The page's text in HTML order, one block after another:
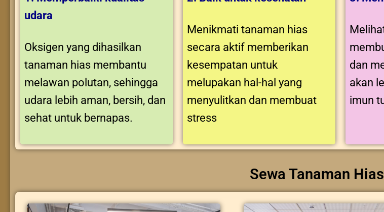
udara
Oksigen yang dihasilkan
tanaman hias membantu
melawan polutan, sehingga
udara lebih aman, bersih, dan
sehat untuk bernapas.
Menikmati tanaman hias
secara aktif memberikan
kesempatan untuk
melupakan hal-hal yang
menyulitkan dan membuat
stress
dan
akan
imun
Sewa Tanaman